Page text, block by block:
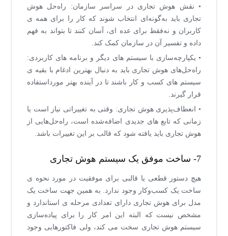
• نقش هوش تجاری در سراسر سازمان: راه‌حل هوش
تجاری باید به‌گونه‌ای انتخاب شوند که کار را برای همه ی
کاربران و نه‌فقط برای عده ای، آسان کنند تا بتواند به فهم
داده و تفسیر آن در سازمان کمک کند.
• یکپارچه‌سازی با سیستم های دیگر و برنامه های کاربردی:
راه‌حل‌های هوش تجاری باید به دنبال بهترین ادغام با بقیه ی
سیستم های کسب و کار باشند تا در آینده بهتر مورداستفاده
قرار گیرند.
• انعطاف‌پذیری هوش تجاری: وقتی به تغییراتی نیاز است یا
زمانی که تابع های جدیدی اضافه‌شده است، راه‌حل‌هایی از
هوش تجاری باید یافته شود که قالب بر این تغییرات باشد.
7- ساخت موفق یک سیستم هوش تجاری
هیچ دستور قطعی یا قالبی برای موفقیت در مورد نحوه ی
ساخت یک کسب‌وکار وجود ندارد. به همین جهت ساخت یک
مدل برای هوش تجاری دارای تعدادی مرحله ی استاندارد و
مشخص نیست که البته این امر کار را برای پیاده‌سازی
سیستم هوش تجاری سخت می کند، ولی فاکتورهایی وجود